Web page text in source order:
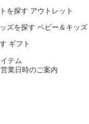
アウトレット
ベビー＆キッズ
ギフト
営業日時のご案内